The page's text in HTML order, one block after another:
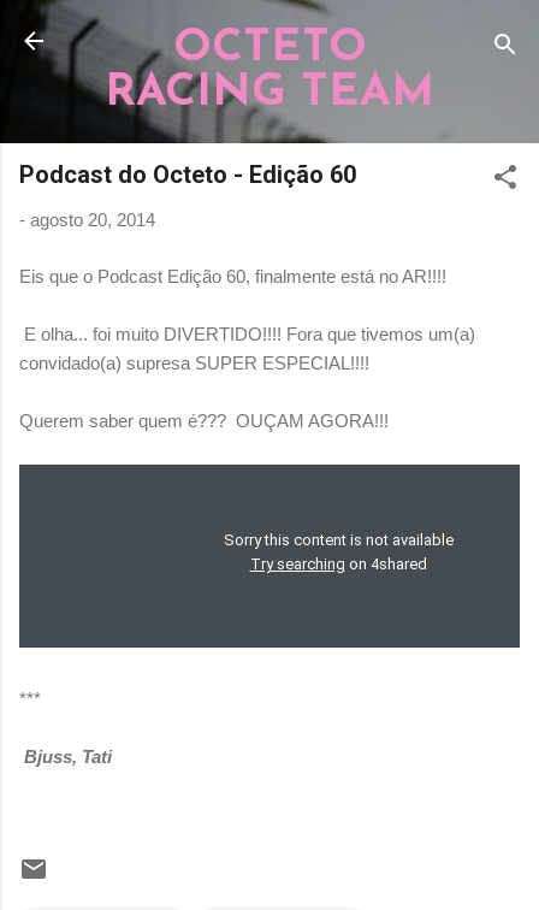
Pular para o conteúdo principal
OCTETO
RACING TEAM
Podcast do Octeto - Edição 60
- agosto 20, 2014
Eis que o Podcast Edição 60, finalmente está no AR!!!!
E olha... foi muito DIVERTIDO!!!! Fora que tivemos um(a)
convidado(a) supresa SUPER ESPECIAL!!!!
Querem saber quem é??? OUÇAM AGORA!!!
***
Bjuss, Tati